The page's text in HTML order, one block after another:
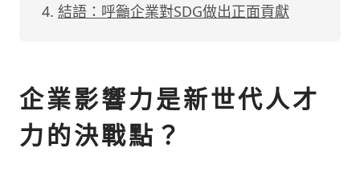
結語：呼籲企業對SDG做出正面貢獻
企業影響力是新世代人才
力的決戰點？